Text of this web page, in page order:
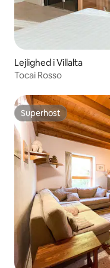
Lejlighed i Villalta
Tocai Rosso
Superhost
Superhost